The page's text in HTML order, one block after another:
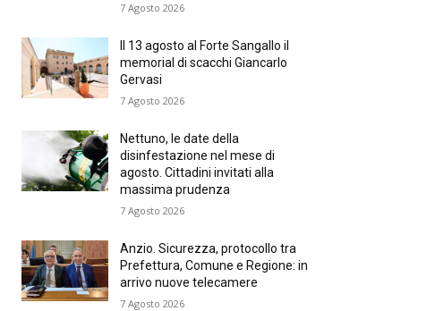
7 Agosto 2026
Il 13 agosto al Forte Sangallo il
memorial di scacchi Giancarlo
Gervasi
7 Agosto 2026
Nettuno, le date della
disinfestazione nel mese di
agosto. Cittadini invitati alla
massima prudenza
7 Agosto 2026
Anzio. Sicurezza, protocollo tra
Prefettura, Comune e Regione: in
arrivo nuove telecamere
7 Agosto 2026